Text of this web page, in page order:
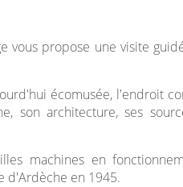
vous propose une visite
écomusée, l'endroit
son architecture, ses
machines en
d'Ardèche en 1945.